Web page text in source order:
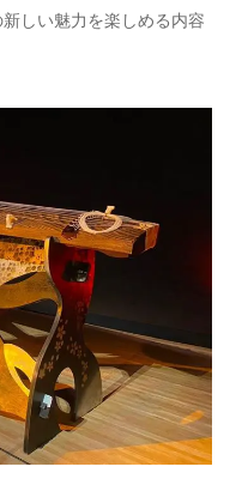
しい魅力を楽しめる内容